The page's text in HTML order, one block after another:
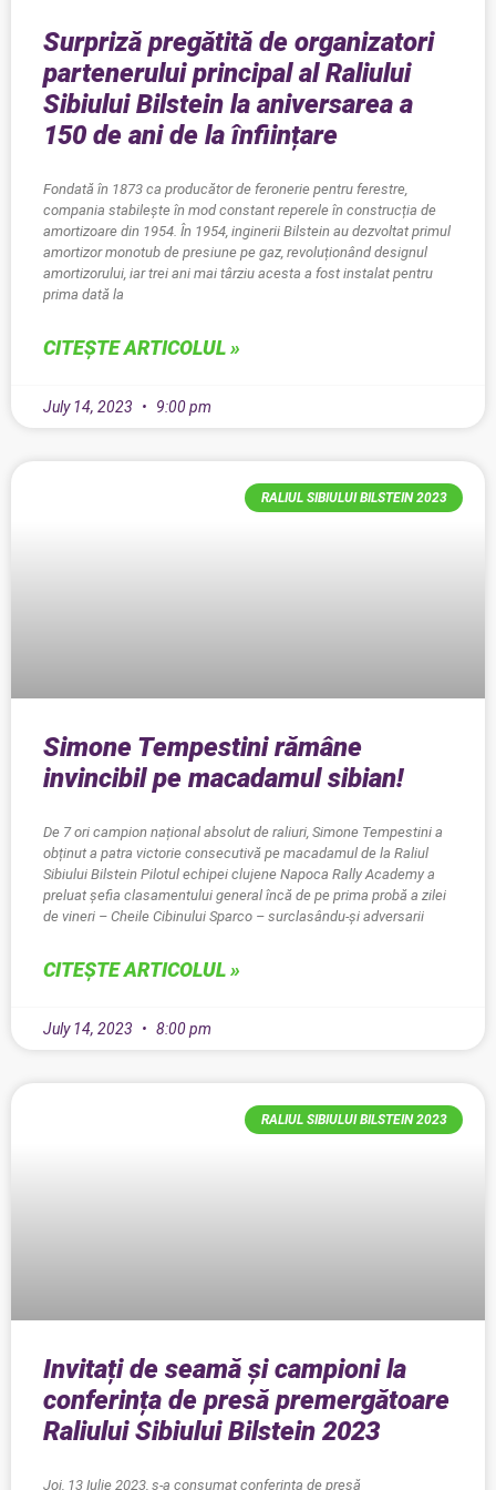
Surpriză pregătită de organizatori
partenerului principal al Raliului
Sibiului Bilstein la aniversarea a
150 de ani de la înființare
Fondată în 1873 ca producător de feronerie pentru ferestre,
compania stabilește în mod constant reperele în construcția de
amortizoare din 1954. În 1954, inginerii Bilstein au dezvoltat primul
amortizor monotub de presiune pe gaz, revoluționând designul
amortizorului, iar trei ani mai târziu acesta a fost instalat pentru
prima dată la
CITEȘTE ARTICOLUL »
July 14, 2023 9:00 pm
RALIUL SIBIULUI BILSTEIN 2023
Simone Tempestini rămâne
invincibil pe macadamul sibian!
De 7 ori campion național absolut de raliuri, Simone Tempestini a
obținut a patra victorie consecutivă pe macadamul de la Raliul
Sibiului Bilstein Pilotul echipei clujene Napoca Rally Academy a
preluat șefia clasamentului general încă de pe prima probă a zilei
de vineri – Cheile Cibinului Sparco – surclasându-și adversarii
CITEȘTE ARTICOLUL »
July 14, 2023 8:00 pm
RALIUL SIBIULUI BILSTEIN 2023
Invitați de seamă și campioni la
conferința de presă premergătoare
Raliului Sibiului Bilstein 2023
Joi, 13 Iulie 2023, s-a consumat conferința de presă